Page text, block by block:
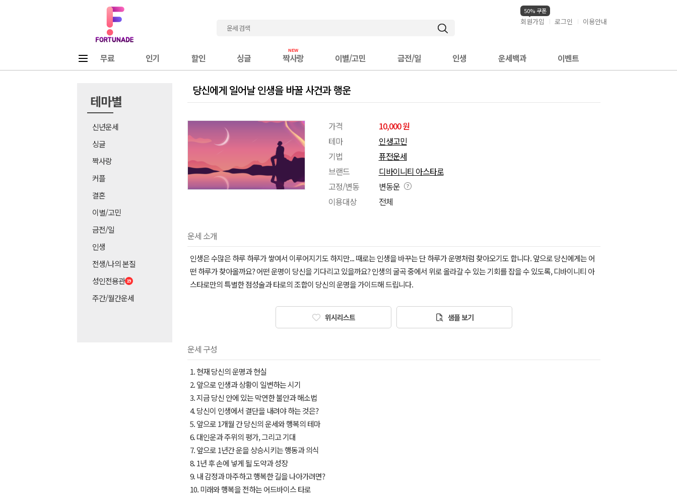
50% 쿠폰
회원가입 로그인 이용안내
무료 인기 할인 싱글 짝사랑 이별/고민 금전/일 인생 운세백과 이벤트
테마별
신년운세
싱글
짝사랑
커플
결혼
이별/고민
금전/일
인생
전생/나의 본질
성인전용관
주간/월간운세
당신에게 일어날 인생을 바꿀 사건과 행운
가격
10,000 원
테마
인생고민
기법
퓨전운세
브랜드
디바이니티 아스타로
고정/변동
변동운
이용대상
전체
운세 소개
인생은 수많은 하루 하루가 쌓여서 이루어지기도 하지만... 때로는 인생을 바꾸는 단 하루가 운명처럼 찾아오기도 합니다. 앞으로 당신에게는 어
떤 하루가 찾아올까요? 어떤 운명이 당신을 기다리고 있을까요? 인생의 굴곡 중에서 위로 올라갈 수 있는 기회를 잡을 수 있도록, 디바이니티 아
스타로만의 특별한 점성술과 타로의 조합이 당신의 운명을 가이드해 드립니다.
위시리스트 샘플 보기
운세 구성
1. 현재 당신의 운명과 현실
2. 앞으로 인생과 상황이 일변하는 시기
3. 지금 당신 안에 있는 막연한 불안과 해소법
4. 당신이 인생에서 결단을 내려야 하는 것은?
5. 앞으로 1개월 간 당신의 운세와 행복의 테마
6. 대인운과 주위의 평가, 그리고 기대
7. 앞으로 1년간 운을 상승시키는 행동과 의식
8. 1년 후 손에 넣게 될 도약과 성장
9. 내 감정과 마주하고 행복한 길을 나아가려면?
10. 미래와 행복을 전하는 어드바이스 타로